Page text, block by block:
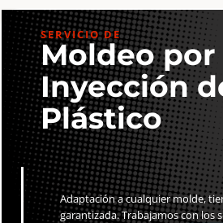
UHS-
I
U3
V30
Ultra
SERVICIO DE
Moldeo por
Inyección
Plástico
Adaptación a cualquier molde,
garantizada. Trabajamos con los